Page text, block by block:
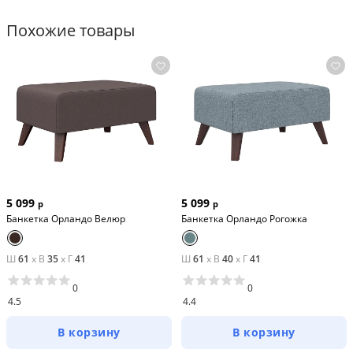
Похожие товары
5 099 р
Банкетка Орландо Велюр
Ш 61 x В 35x Г41
4.5
0
В корзину
5 099 р
Банкетка Орландо Рогожка
Ш 61 x В 40x Г41
4.4
0
В корзину